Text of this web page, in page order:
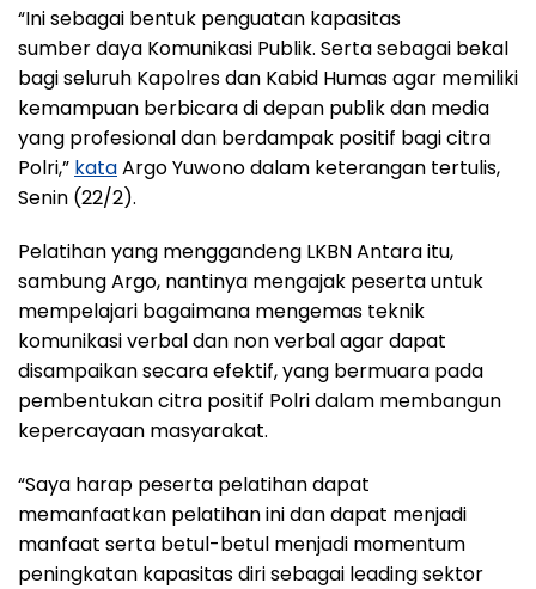
“Ini sebagai bentuk penguatan kapasitas
sumber daya Komunikasi Publik. Serta sebagai bekal
bagi seluruh Kapolres dan Kabid Humas agar memiliki
kemampuan berbicara di depan publik dan media
yang profesional dan berdampak positif bagi citra
Polri,” kataArgo Yuwono dalam keterangan tertulis,
Senin (22/2).
Pelatihan yang menggandeng LKBN Antara itu,
sambung Argo, nantinya mengajak peserta untuk
mempelajari bagaimana mengemas teknik
komunikasi verbal dan non verbal agar dapat
disampaikan secara efektif, yang bermuara pada
pembentukan citra positif Polri dalam membangun
kepercayaan masyarakat.
“Saya harap peserta pelatihan dapat
memanfaatkan pelatihan ini dan dapat menjadi
manfaat serta betul-betul menjadi momentum
peningkatan kapasitas diri sebagai leading sektor